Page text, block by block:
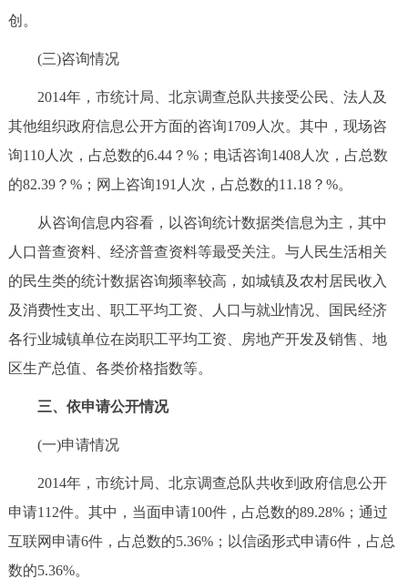
创。
(三)咨询情况
2014年，市统计局、北京调查总队共接受公民、法人及
其他组织政府信息公开方面的咨询1709人次。其中，现场咨
询110人次，占总数的6.44？%；电话咨询1408人次，占总数
的82.39？%；网上咨询191人次，占总数的11.18？%。
从咨询信息内容看，以咨询统计数据类信息为主，其中
人口普查资料、经济普查资料等最受关注。与人民生活相关
的民生类的统计数据咨询频率较高，如城镇及农村居民收入
及消费性支出、职工平均工资、人口与就业情况、国民经济
各行业城镇单位在岗职工平均工资、房地产开发及销售、地
区生产总值、各类价格指数等。
三、依申请公开情况
(一)申请情况
2014年，市统计局、北京调查总队共收到政府信息公开
申请112件。其中，当面申请100件，占总数的89.28%；通过
互联网申请6件，占总数的5.36%；以信函形式申请6件，占总
数的5.36%。